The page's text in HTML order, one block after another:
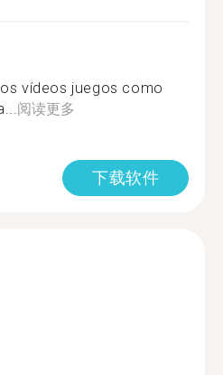
vídeos juegos como
阅读更多
下载软件